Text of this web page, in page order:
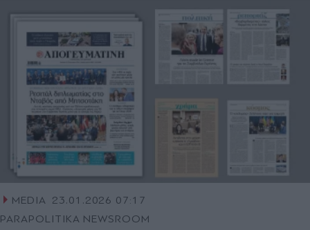
MEDIA 23.01.2026 07:17
PARAPOLITIKA NEWSROOM